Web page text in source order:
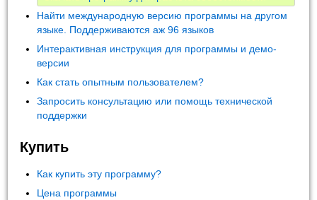
Найти международную версию программы на другом
языке. Поддерживаются аж 96 языков
Интерактивная инструкция для программы и демо-
версии
Как стать опытным пользователем?
Запросить консультацию или помощь технической
поддержки
Купить
Как купить эту программу?
Цена программы